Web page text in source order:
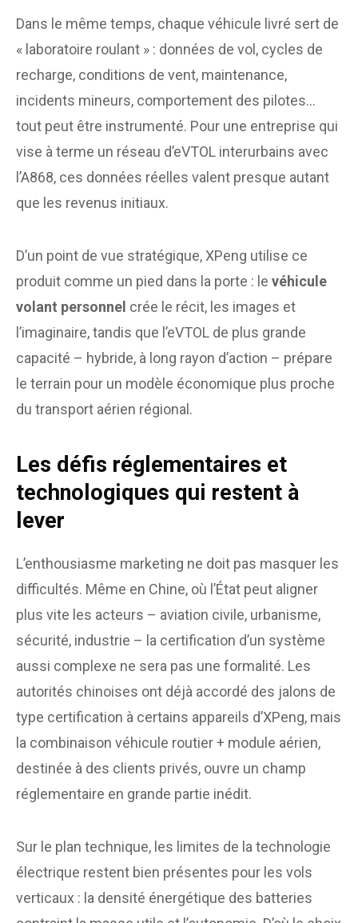
Dans le même temps, chaque véhicule livré sert de
« laboratoire roulant » : données de vol, cycles de
recharge, conditions de vent, maintenance,
incidents mineurs, comportement des pilotes…
tout peut être instrumenté. Pour une entreprise qui
vise à terme un réseau d’eVTOL interurbains avec
l’A868, ces données réelles valent presque autant
que les revenus initiaux.
D’un point de vue stratégique, XPeng utilise ce
produit comme un pied dans la porte : le véhicule
volant personnel crée le récit, les images et
l’imaginaire, tandis que l’eVTOL de plus grande
capacité – hybride, à long rayon d’action – prépare
le terrain pour un modèle économique plus proche
du transport aérien régional.
Les défis réglementaires et
technologiques qui restent à
lever
L’enthousiasme marketing ne doit pas masquer les
difficultés. Même en Chine, où l’État peut aligner
plus vite les acteurs – aviation civile, urbanisme,
sécurité, industrie – la certification d’un système
aussi complexe ne sera pas une formalité. Les
autorités chinoises ont déjà accordé des jalons de
type certification à certains appareils d’XPeng, mais
la combinaison véhicule routier + module aérien,
destinée à des clients privés, ouvre un champ
réglementaire en grande partie inédit.
Sur le plan technique, les limites de la technologie
électrique restent bien présentes pour les vols
verticaux : la densité énergétique des batteries